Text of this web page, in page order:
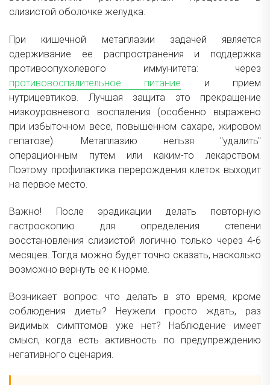
слизистой оболочке желудка.
При кишечной метаплазии задачей является
сдерживание ее распространения и поддержка
противоопухолевого иммунитета: через
противовоспалительное питание и прием
нутрицевтиков. Лучшая защита это прекращение
низкоуровневого воспаления (особенно выражено
при избыточном весе, повышенном сахаре, жировом
гепатозе). Метаплазию нельзя "удалить"
операционным путем или каким-то лекарством.
Поэтому профилактика перерождения клеток выходит
на первое место.
Важно! После эрадикации делать повторную
гастроскопию для определения степени
восстановления слизистой логично только через 4-6
месяцев. Тогда можно будет точно сказать, насколько
возможно вернуть ее к норме.
Возникает вопрос: что делать в это время, кроме
соблюдения диеты? Неужели просто ждать, раз
видимых симптомов уже нет? Наблюдение имеет
смысл, когда есть активность по предупреждению
негативного сценария.